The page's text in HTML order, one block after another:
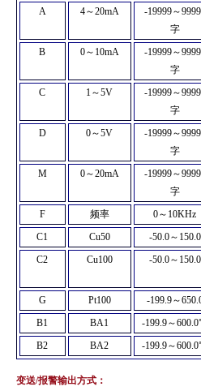
A
4～20mA -19999～
字
B 0～ 10mA -19999～
字
C 1～5V -19999～
字
D 0～5V -19999～
字
M 0～20mA -19999～
字
F 频率 0～ 10KHz
C1
Cu50 -50.0～ 150.0
C2
Cu100 -50.0～ 150.0
G Pt100 -199.9～
B1
BA1 -199.9～600.0
B2
BA2 -199.9～600.0
变送/报警输出方式：